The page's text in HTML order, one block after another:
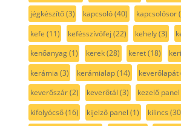
jégkészítő(3) kapcsoló(40) kapcsolósor
kefe (11) kefésszívófej (22) kehely(3)
kenőanyag(1) kerek(28) keret(18)
kerámia (3) kerámialap(14) keverőlapát
keverőszár(2) keverőtál (3) kezelő panel
kifolyócső(16) kijelző panel (1) kilincs